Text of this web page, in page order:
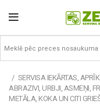
SERVISA IEKĀRTAS,
ABRAZIVI, URBJI, ASMEŅI,
METĀLA, KOKA UN CITI